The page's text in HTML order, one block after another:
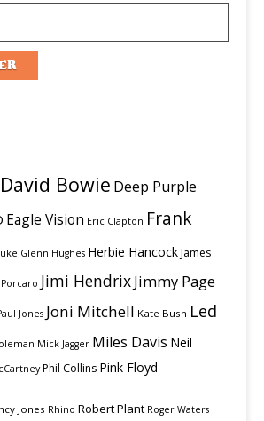
David Bowie Deep Purple
Eagle Vision Eric Clapton Frank
Glenn Hughes Herbie HancockJames
Porcaro Jimi HendrixJimmy Page
Jones Joni Mitchell Kate Bush Led
Mick Jagger Miles Davis Neil
Phil Collins Pink Floyd
Jones Rhino Robert Plant Roger Waters